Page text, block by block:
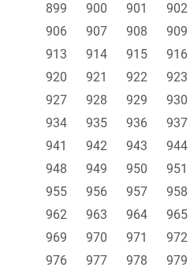
899
900 901 902
906
907 908 909
913
914 915 916
920
921 922 923
927
928 929 930
934
935 936 937
941
942 943 944
948
949 950 951
955
956 957 958
962
963 964 965
969
970 971 972
976
977 978 979